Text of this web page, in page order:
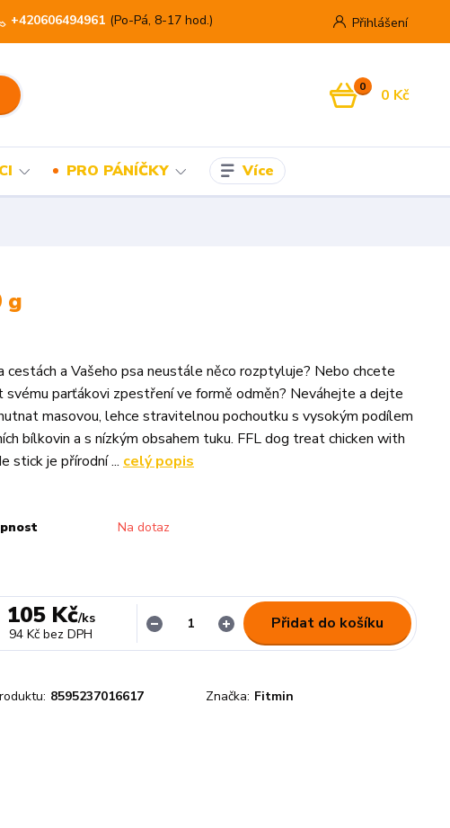
Přihlášení
+420606494961 (Po-Pá, 8-17 hod.)
0 0 Kč
PRO PÁNÍČKY Více
g
cestách a Vašeho psa neustále něco rozptyluje? Nebo chcete
svému parťákovi zpestření ve formě odměn? Neváhejte a dejte
masovou, lehce stravitelnou pochoutku s vysokým podílem
bílkovin a s nízkým obsahem tuku. FFL dog treat chicken with
stick je přírodní ... celý popis
Na dotaz
105 Kč/ks
94 Kč bez DPH
Přidat do košíku
8595237016617 Značka: Fitmin